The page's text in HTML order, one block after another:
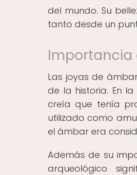
del mundo. Su
tanto desde un
Importancia
Las joyas de
de la historia. En
creía que tenía
utilizado como
el ámbar era
Además de su
arqueológico